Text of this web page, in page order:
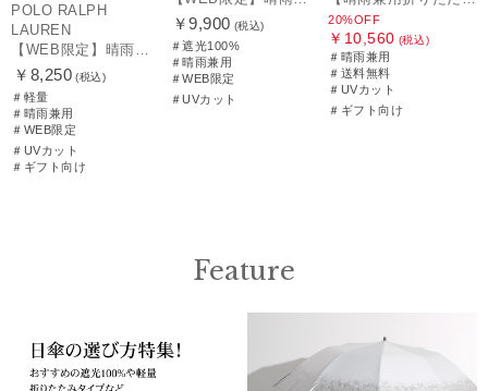
POLO RALPH
LAUREN
￥8,250 (税込)
＃軽量
＃晴雨兼用
＃WEB限定
＃UVカット
＃ギフト向け
￥9,900 (税込)
＃遮光100%
＃晴雨兼用
＃WEB限定
＃UVカット
20%OFF
￥10,560 (税込)
＃晴雨兼用
＃送料無料
＃UVカット
＃ギフト向け
Feature